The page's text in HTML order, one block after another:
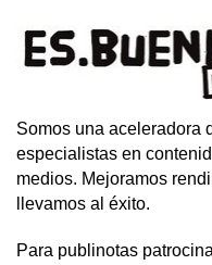
Somos una aceleradora
especialistas en
medios. Mejoramos
llevamos al éxito.
Para publinotas